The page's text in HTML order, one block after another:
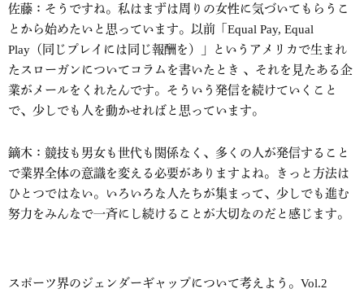
佐藤：そうですね。私はまずは周りの女性に気づいてもらうこ
とから始めたいと思っています。以前「Equal Pay, Equal
Play（同じプレイには同じ報酬を）」というアメリカで生まれ
たスローガンについてコラムを書いたとき 、それを見たある企
業がメールをくれたんです。そういう発信を続けていくこと
で、少しでも人を動かせればと思っています。
鏑木：競技も男女も世代も関係なく、多くの人が発信すること
で業界全体の意識を変える必要がありますよね。きっと方法は
ひとつではない。いろいろな人たちが集まって、少しでも進む
努力をみんなで一斉にし続けることが大切なのだと感じます。
スポーツ界のジェンダーギャップについて考えよう。Vol.2